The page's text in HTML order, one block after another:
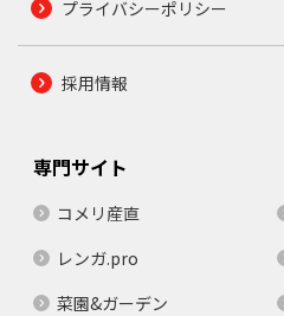
プライバシーポリシー
採用情報
専門サイト
コメリ産直
レンガ.pro
菜園&ガーデン